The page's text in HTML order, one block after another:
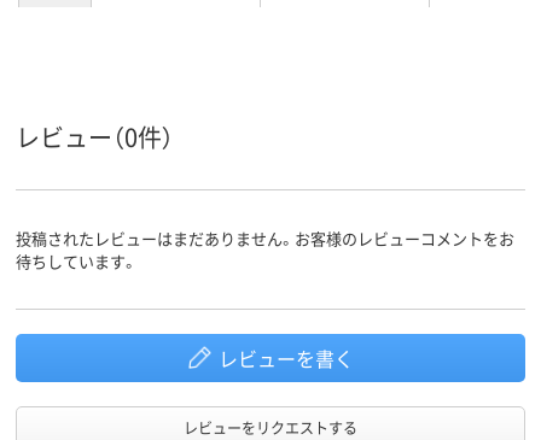
レビュー（0件）
投稿されたレビューはまだありません。お客様のレビューコメントをお
待ちしています。
レビューを書く
レビューをリクエストする